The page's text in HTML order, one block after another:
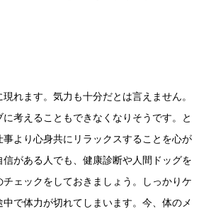
れます。気力も十分だとは言えません。
考えることもできなくなりそうです。と
より心身共にリラックスすることを心が
がある人でも、健康診断や人間ドッグを
ェックをしておきましょう。しっかりケ
で体力が切れてしまいます。今、体のメ